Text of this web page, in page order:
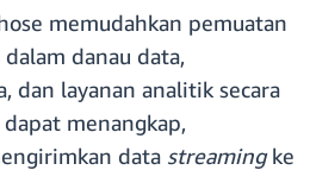
memudahkan pemuatan
danau data,
dan layanan analitik secara
menangkap,
data streamingke